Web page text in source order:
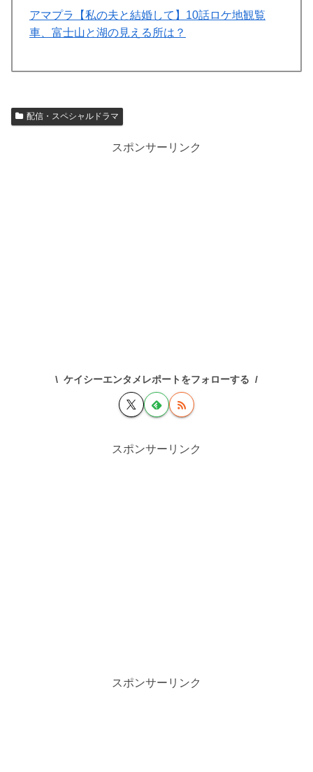
アマプラ【私の夫と結婚して】10話ロケ地観覧
車、富士山と湖の見える所は？
配信・スペシャルドラマ
スポンサーリンク
ケイシーエンタメレポートをフォローする
スポンサーリンク
スポンサーリンク